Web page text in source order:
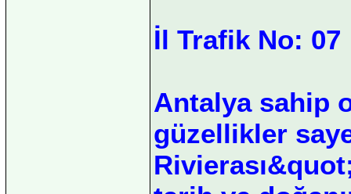
İl Trafik No: 07
Antalya sahip
güzellikler